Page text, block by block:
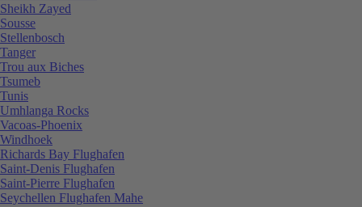
Sheikh Zayed
Sousse
Stellenbosch
Tanger
Trou aux Biches
Tsumeb
Tunis
Umhlanga Rocks
Vacoas-Phoenix
Windhoek
Richards Bay Flughafen
Saint-Denis Flughafen
Saint-Pierre Flughafen
Seychellen Flughafen Mahe